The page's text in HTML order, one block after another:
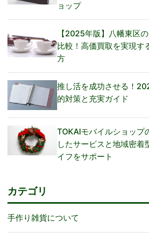
ョップ
【2025年版】八幡東区
比較！高価買取を実現す
方
推し活を成功させる！
的対策と充実ガイド
TOKAIモバイルショップ
したサービスと地域密着
イフをサポート
カテゴリ
手作り雑貨について